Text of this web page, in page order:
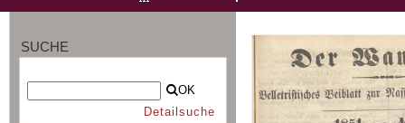
SUCHE
OK
Detailsuche